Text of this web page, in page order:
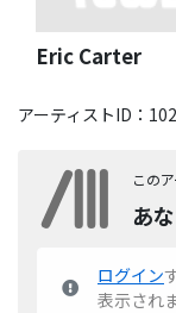
Eric Carter
アーティストID：
この
あ
ログイン
表示され